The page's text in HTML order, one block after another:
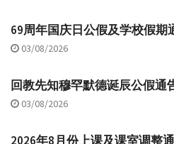
69周年国庆日公假及学校假期
03/08/2026
回教先知穆罕默德诞辰公假通
03/08/2026
2026年8月份上课及课室调整